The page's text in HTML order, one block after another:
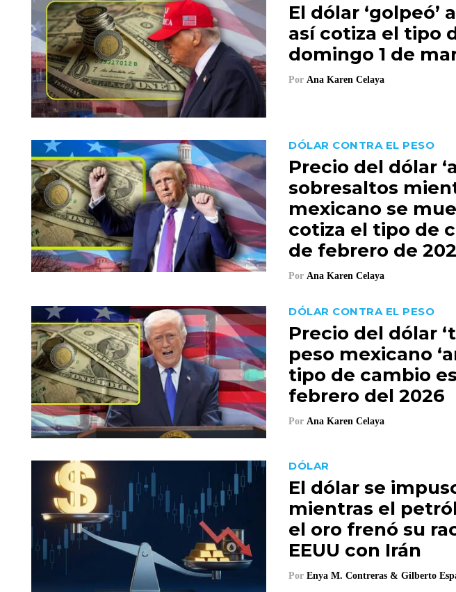
El dólar ‘golpeó’
así cotiza el tipo
domingo 1 de
Por Ana Karen Celaya
DÓLAR CONTRA EL PESO
Precio del dólar
sobresaltos
mexicano se
cotiza el tipo de
de febrero de
Por Ana Karen Celaya
DÓLAR CONTRA EL PESO
Precio del dólar
peso mexicano
tipo de cambio
febrero del 2026
Por Ana Karen Celaya
DÓLAR
El dólar se
mientras el
el oro frenó su
EEUU con Irán
Por Enya M. Contreras & Gilberto